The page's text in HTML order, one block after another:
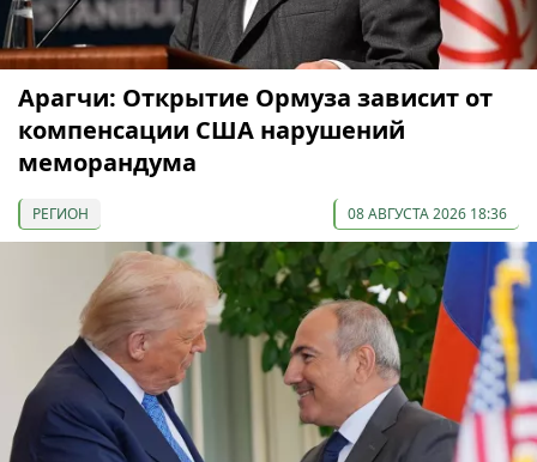
Арагчи: Открытие Ормуза зависит от
компенсации США нарушений
меморандума
РЕГИОН 08 АВГУСТА 2026 18:36